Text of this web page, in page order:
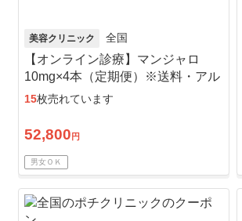
美容クリニック 全国
【オンライン診療】マンジャロ
10mg×4本（定期便）※送料・アル
コール綿・診察料込
15枚売れています
52,800 円
男女ＯＫ